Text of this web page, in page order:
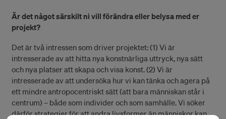
Är det något särskilt ni vill förändra eller belysa med er
projekt?
Det är två intressen som driver projektet: (1) Vi är
intresserade av att hitta nya konstnärliga uttryck, nya sätt
och nya platser att skapa och visa konst. (2) Vi är
intresserade av att undersöka hur vi kan tänka och agera på
ett mindre antropocentriskt sätt (att bara människan står i
centrum) – både som individer och som samhälle. Vi söker
därför strategier för att andra livsformer än människor kan